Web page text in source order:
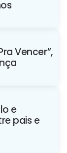
Vencer”,
e
pais e